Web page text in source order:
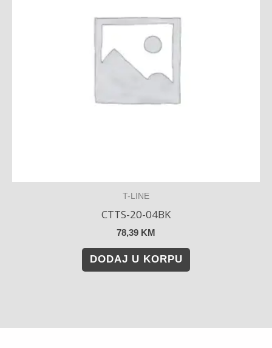
T-LINE
CTTS-20-04BK
78,39 KM
DODAJ U KORPU